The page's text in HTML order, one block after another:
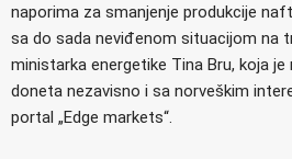
naporima za smanjenje produkcije
sa do sada neviđenom situacijom na
ministarka energetike Tina Bru, koja je
doneta nezavisno i sa norveškim
portal „Edge markets“.